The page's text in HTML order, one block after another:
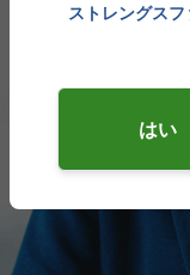
ストレングス
はい